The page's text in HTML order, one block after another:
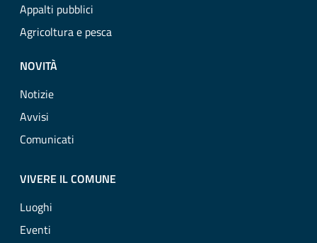
Appalti pubblici
Agricoltura e pesca
NOVITÀ
Notizie
Avvisi
Comunicati
VIVERE IL COMUNE
Luoghi
Eventi